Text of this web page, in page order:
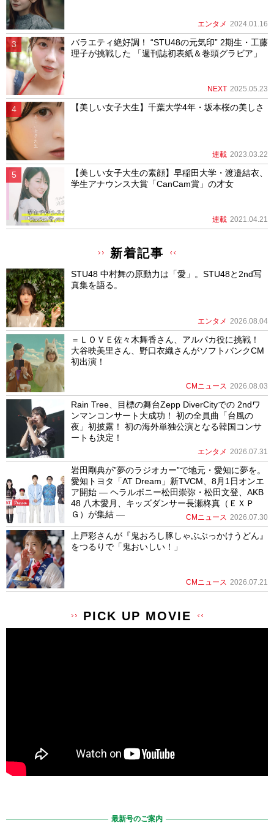
エンタメ 2024.01.16
バラエティ絶好調！ “STU48の元気印” 2期生・工藤
理子が挑戦した 「週刊誌初表紙＆巻頭グラビア」
NEXT 2025.05.23
【美しい女子大生】千葉大学4年・坂本桜の美しさ
連載 2023.03.22
【美しい女子大生の素顔】早稲田大学・渡邉結衣、
学生アナウンス大賞「CanCam賞」の才女
連載 2021.04.21
新着記事
STU48 中村舞の原動力は「愛」。STU48と2nd写
真集を語る。
エンタメ 2026.08.04
＝ＬＯＶＥ佐々木舞香さん、アルパカ役に挑戦！
大谷映美里さん、野口衣織さんがソフトバンクCM
初出演！
CMニュース 2026.08.03
Rain Tree、目標の舞台Zepp DiverCityでの 2ndワ
ンマンコンサート大成功！ 初の全員曲「台風の
夜」初披露！ 初の海外単独公演となる韓国コンサ
ートも決定！
エンタメ 2026.07.31
岩田剛典が”夢のラジオカー”で地元・愛知に夢を。
愛知トヨタ「AT Dream」新TVCM、8月1日オンエ
ア開始 ― ヘラルボニー松田崇弥・松田文登、AKB
48 八木愛月、キッズダンサー長瀬柊真（ＥＸＰ
Ｇ）が集結 ―
CMニュース 2026.07.30
上戸彩さんが『鬼おろし豚しゃぶぶっかけうどん』
をつるりで「鬼おいしい！」
CMニュース 2026.07.21
PICK UP MOVIE
最新号のご案内